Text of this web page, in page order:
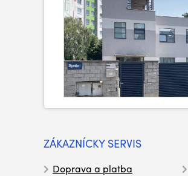
ZÁKAZNÍCKY SERVIS
Doprava a platba